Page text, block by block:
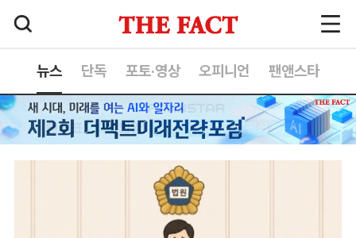
뉴스 단독 포토·영상 오피니언 팬앤스타